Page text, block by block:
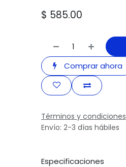
$ 585.00
Comprar ahora
Términos y condiciones
Envío: 2-3 días hábiles
Especificaciones